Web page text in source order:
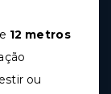
12 metros
ou